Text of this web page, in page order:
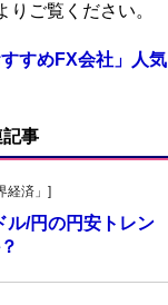
ご覧ください。
すめFX会社」人気
事
経済」]
ル/円の円安トレン